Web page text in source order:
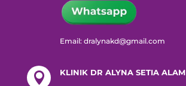
Email: dralynakd@gmail.com
 KLINIK DR ALYNA SETIA ALAM